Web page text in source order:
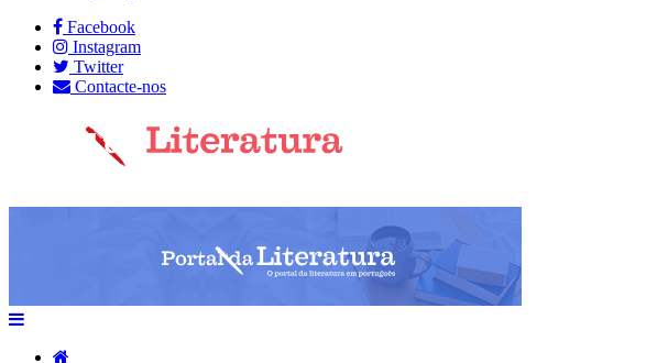
Facebook
Instagram
Twitter
Contacte-nos